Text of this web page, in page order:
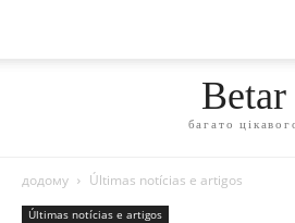
Betar
багато
додому Últimas notícias e artigos
Últimas notícias e artigos